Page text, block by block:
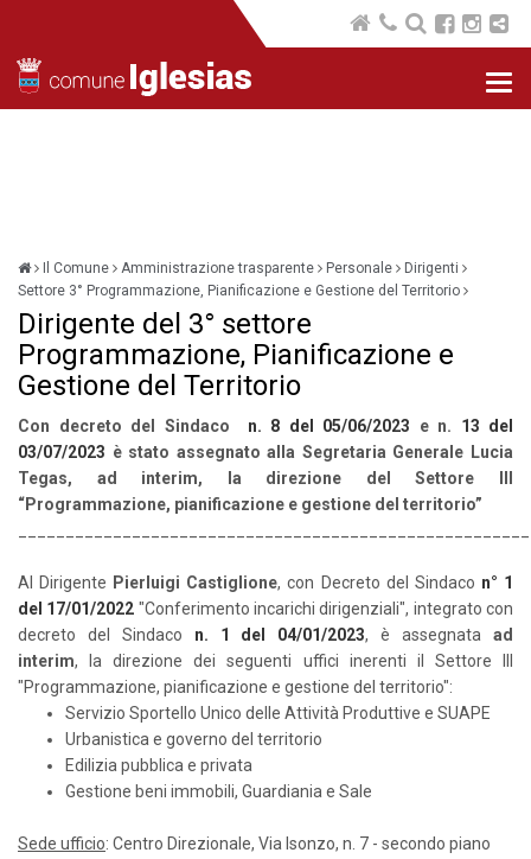
Il Comune Amministrazione trasparente Personale
Dirigenti
Settore 3° Programmazione, Pianificazione e Gestione del Territorio
Dirigente del 3° settore
Programmazione, Pianificazione e
Gestione del Territorio
Con decreto del Sindaco n. 8 del 05/06/2023 e n. 13 del
03/07/2023 è stato assegnato alla Segretaria Generale Lucia
Tegas, ad interim, la direzione del Settore III
“Programmazione, pianificazione e gestione del territorio”
Al Dirigente Pierluigi Castiglione, con Decreto del Sindaco n° 1
del 17/01/2022 "Conferimento incarichi dirigenziali", integrato con
decreto del Sindaco n. 1 del 04/01/2023, è assegnataad
interim, la direzione dei seguenti uffici inerenti il Settore III
"Programmazione, pianificazione e gestione del territorio":
Servizio Sportello Unico delle Attività Produttive e SUAPE
Urbanistica e governo del territorio
Edilizia pubblica e privata
Gestione beni immobili, Guardiania e Sale
Sede ufficio: Centro Direzionale, Via Isonzo, n. 7 - secondo piano